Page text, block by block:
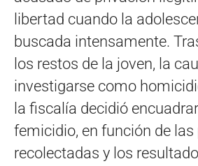
libertad cuando la
buscada intensamente.
los restos de la joven, la
investigarse como
la fiscalía decidió
femicidio, en función de las
recolectadas y los